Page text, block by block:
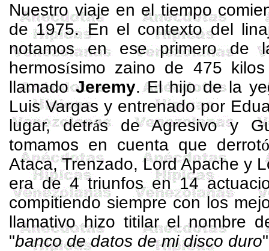
Nuestro viaje en el tiempo
de 1975. En el contexto del
notamos en ese primero de
hermosísimo zaino de 475
llamadoJeremy. El hijo de la
Luis Vargas y entrenado por
lugar, detrás de Agresivo y
tomamos en cuenta que derrotó
Ataca, Trenzado, Lord Apache y
era de 4 triunfos en 14
compitiendo siempre con los
llamativo hizo titilar el nombre
"banco de datos de mi disco duro